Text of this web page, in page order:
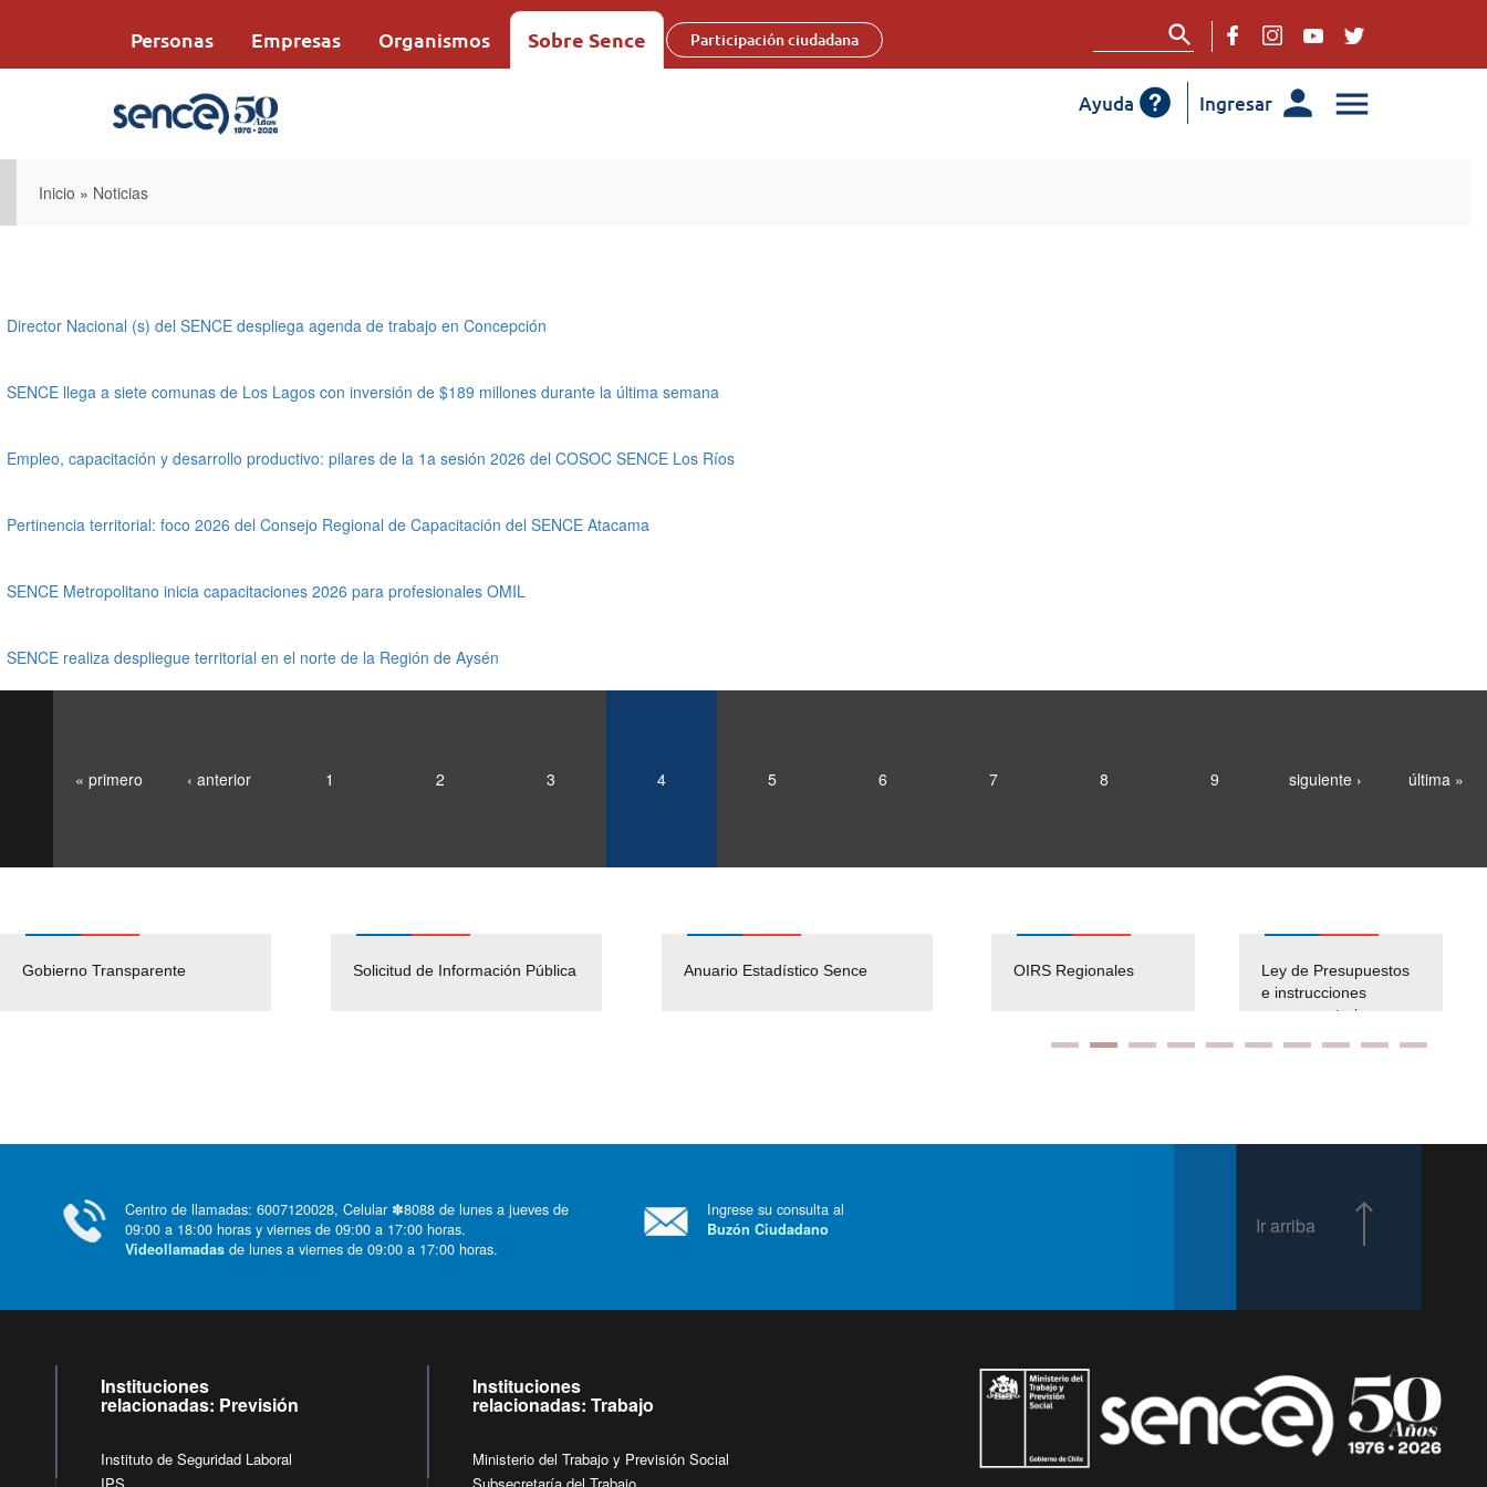
Personas Empresas Organismos Sobre Sence Participación ciudadana
Ingresar
Ayuda
Inicio » Noticias
Director Nacional (s) del SENCE despliega agenda de trabajo en Concepción
SENCE llega a siete comunas de Los Lagos con inversión de $189 millones durante la última semana
Empleo, capacitación y desarrollo productivo: pilares de la 1a sesión 2026 del COSOC SENCE Los Ríos
Pertinencia territorial: foco 2026 del Consejo Regional de Capacitación del SENCE Atacama
SENCE Metropolitano inicia capacitaciones 2026 para profesionales OMIL
SENCE realiza despliegue territorial en el norte de la Región de Aysén
« primero ‹ anterior 1 2 3 4 5 6 7 8 9 siguiente › última »
Gobierno Transparente Solicitud de Información Pública Anuario Estadístico Sence
Pago Proveedores
Empleos Públicos
Solicitud Audiencias y
OIRS Regionales
Ley de Presupuestos
e instrucciones
presuspuetarias
Centro de llamadas: 6007120028, Celular ✽8088 de lunes a jueves de
09:00 a 18:00 horas y viernes de 09:00 a 17:00 horas.
Videollamadas de lunes a viernes de 09:00 a 17:00 horas.
Ingrese su consulta al
Buzón Ciudadano Ir arriba
Instituciones
relacionadas: Previsión
Instituto de Seguridad Laboral
IPS
Instituciones
relacionadas: Trabajo
Ministerio del Trabajo y Previsión Social
Subsecretaría del Trabajo